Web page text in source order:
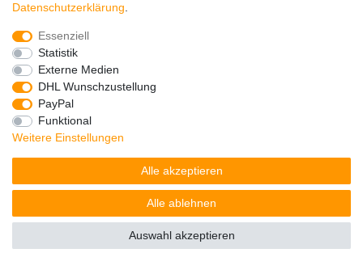
Impressum
Barrierefreiheitserklärung
Daten­schutz­erklärung
Essenziell
Statistik
Externe Medien
DHL Wunschzustellung
PayPal
Funktional
Weitere Einstellungen
Alle akzeptieren
Alle ablehnen
Auswahl akzeptieren